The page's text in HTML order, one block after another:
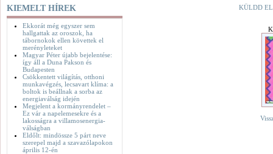
KIEMELT HÍREK
Ekkorát még egyszer sem
hallgattak az oroszok, ha
tábornokok ellen követtek el
merényleteket
Magyar Péter újabb bejelentése:
így áll a Duna Pakson és
Budapesten
Csökkentett világítás, otthoni
munkavégzés, lecsavart klíma: a
boltok is beállnak a sorba az
energiaválság idején
Megjelent a kormányrendelet –
Ez vár a napelemesekre és a
lakosságra a villamosenergia-
válságban
Eldőlt: mindössze 5 párt neve
szerepel majd a szavazólapokon
április 12-én
KÜLDD